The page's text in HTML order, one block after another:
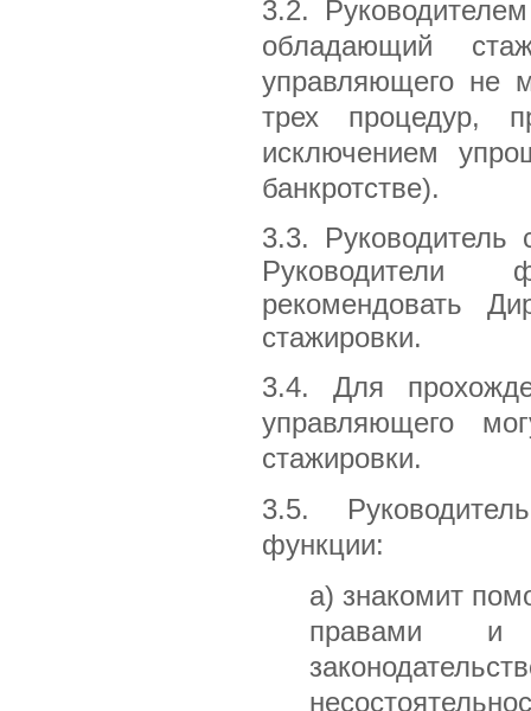
3.2.
обладающий
управляющего не
трех процедур,
исключением
банкротстве).
3.3. Руководитель
Руководители
рекомендовать
стажировки.
3.4. Для
управляющего
стажировки.
3.5.
функции:
а) знакомит
правами и